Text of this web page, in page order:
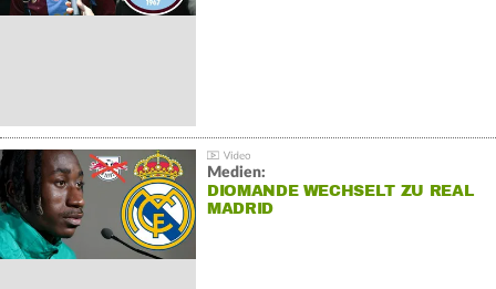
Medien:
DIOMANDE WECHSELT ZU REAL
MADRID